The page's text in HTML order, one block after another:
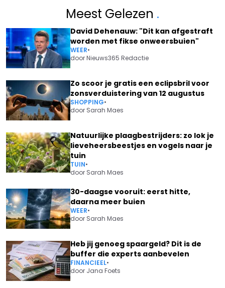
Meest Gelezen .
David Dehenauw: "Dit kan afgestraft
worden met fikse onweersbuien"
WEER•
doorNieuws365 Redactie
Zo scoor je gratis een eclipsbril voor
zonsverduistering van 12 augustus
SHOPPING•
door Sarah Maes
Natuurlijke plaagbestrijders: zo lok je
lieveheersbeestjes en vogels naar je
tuin
TUIN•
door Sarah Maes
30-daagse vooruit: eerst hitte,
daarna meer buien
WEER•
door Sarah Maes
Heb jij genoeg spaargeld? Dit is de
buffer die experts aanbevelen
FINANCIEEL•
door Jana Foets